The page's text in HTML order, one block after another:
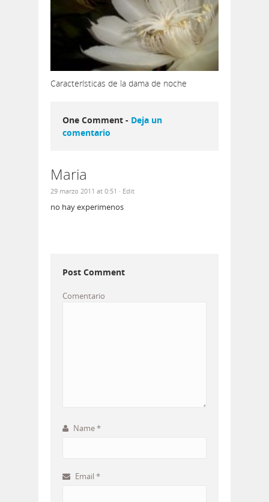
Características de la dama de noche
One Comment - Deja un
comentario
Maria
29 marzo 2011 at 0:51 · Edit
no hay experimenos
Post Comment
Comentario
Name*
Email *